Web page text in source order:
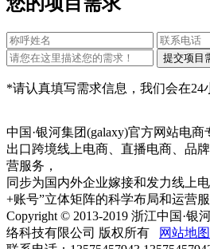
*请认真填写需求信息，我们会在24
中国·银河集团(galaxy)官方网站电
出口跨境线上电商、直播电商、品
营服务，
同步为国内外企业嫁接和发力线上
+账号”立体矩阵的科学布局和运营服
Copyright © 2013-2019 浙江中国·银
络科技有限公司 版权所有
网站地图